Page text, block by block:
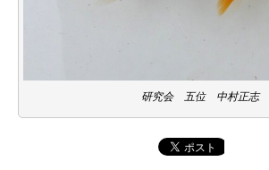
研究会 五位 中村正志